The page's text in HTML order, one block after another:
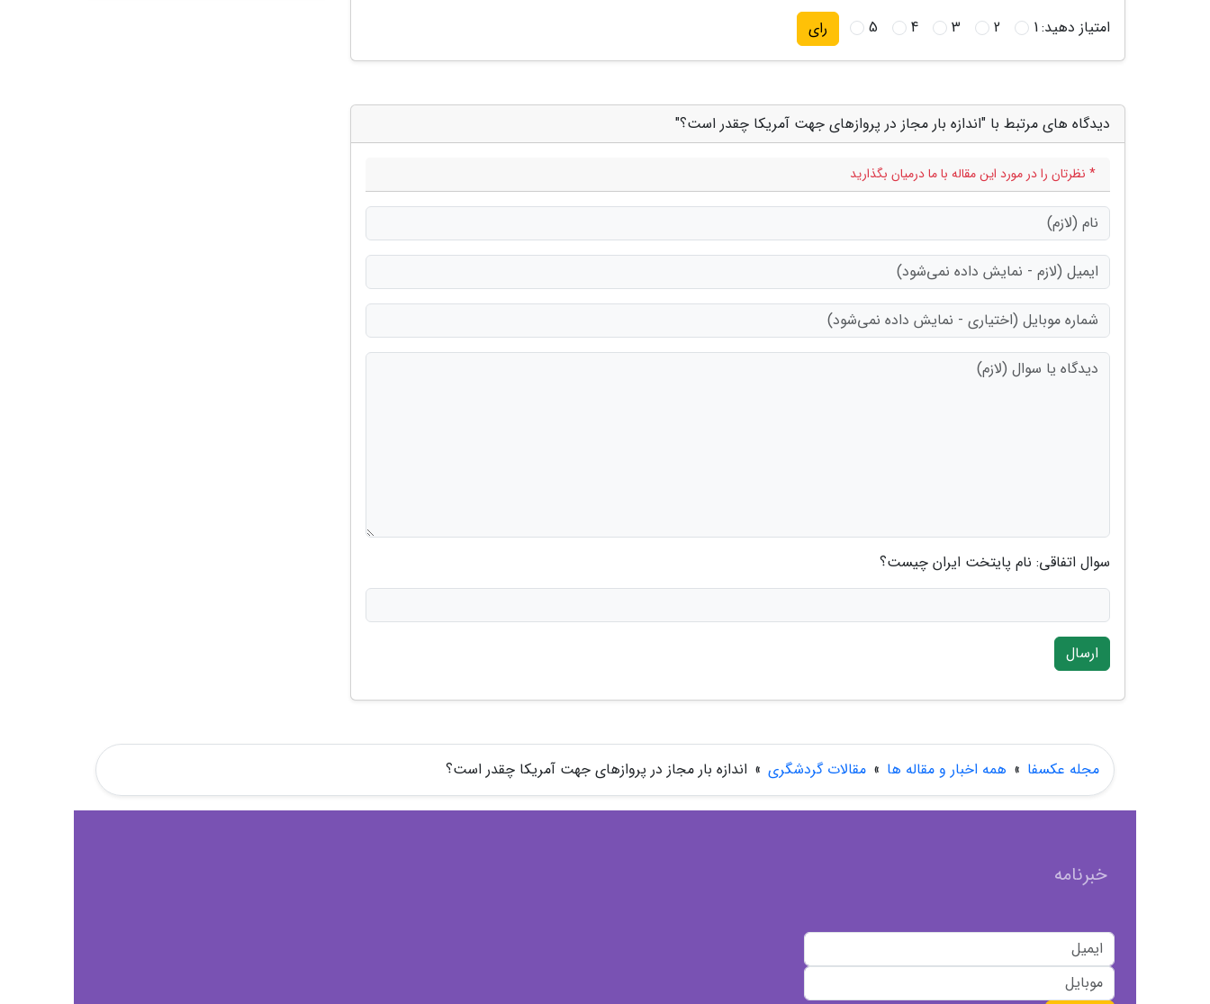
امتیاز دهید:1
2
3
4
5 رای
دیدگاه های مرتبط با "اندازه بار مجاز در پروازهای جهت آمریکا چقدر است؟"
* نظرتان را در مورد این مقاله با ما درمیان بگذارید
سوال اتفاقی: نام پایتخت ایران چیست؟
ارسال
مجله عکسفا » همه اخبار و مقاله ها » مقالات گردشگری » اندازه بار مجاز در پروازهای جهت آمریکا چقدر است؟
خبرنامه